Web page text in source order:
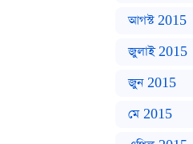
আগস্ট 2015
জুলাই 2015
জুন 2015
মে 2015